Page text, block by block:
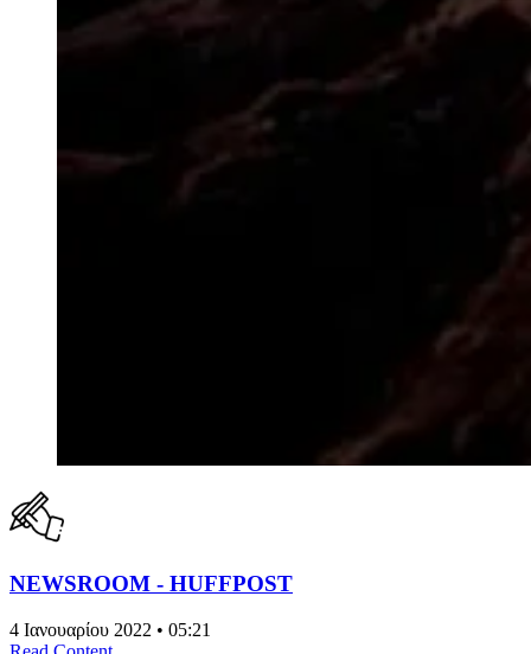
NEWSROOM - HUFFPOST
4 Ιανουαρίου 2022 • 05:21